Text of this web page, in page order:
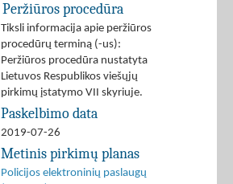
Peržiūros procedūra
Tiksli informacija apie peržiūros
procedūrų terminą (-us):
Peržiūros procedūra nustatyta
Lietuvos Respublikos viešųjų
pirkimų įstatymo VII skyriuje.
Paskelbimo data
2019-07-26
Metinis pirkimų planas
Policijos elektroninių paslaugų